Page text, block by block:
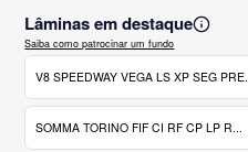
Lâminas em destaque
Saiba como patrocinar um fundo
V8 SPEEDWAY VEGA LS XP SEG PRE...
SOMMA TORINO FIF CI RF CP LP R...